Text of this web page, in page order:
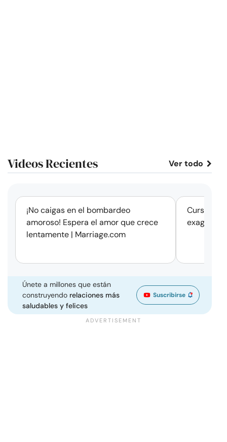
Videos Recientes Ver todo
¡No caigas en el bombardeo
amoroso! Espera el amor que crece
lentamente | Marriage.com
Cursos
Únete a millones que están
construyendo relaciones más
saludables y felices
Suscribirse